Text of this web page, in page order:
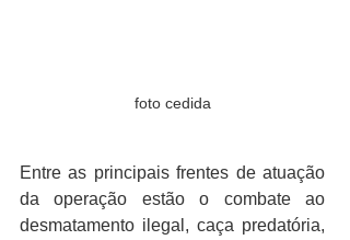
foto cedida
Entre as principais frentes de atuação
da operação estão o combate ao
desmatamento ilegal, caça predatória,